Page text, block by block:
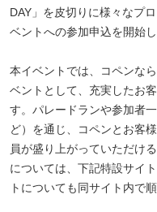
DAY」を皮切りに様々なプ
ベントへの参加申込を開始し
本イベントでは、コペンな
ベントとして、充実したお
す。パレードランや参加者
ど）を通じ、コペンとお客
員が盛り上がっていただけ
については、下記特設サイ
トについても同サイト内で